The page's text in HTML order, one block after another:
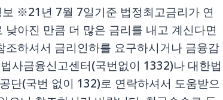
※21년 7월 7일기준 법정최고금리가 연
낮아진 만큼 더 많은 금리를 내고 계신다면
조하셔서 금리인하를 요구하시거나 금융감
사금융신고센터(국번없이 1332)나 대한법
단(국번 없이 132)로 연락하셔서 도움받으